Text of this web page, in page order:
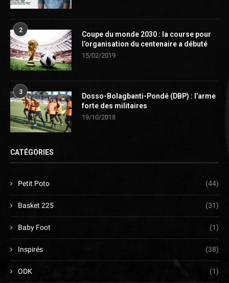
2
Coupe du monde 2030 : la course pour
l’organisation du centenaire a débuté
15/02/2019
3
Dosso-Bolagbanti-Pondé (DBP) : l’arme
forte des militaires
19/10/2018
CATÉGORIES
Petit Poto (44)
Basket 225 (31)
Baby Foot (1)
Inspirés (38)
ODK (1)